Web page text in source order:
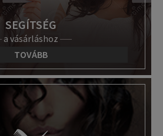
SEGÍTSÉG
a vásárláshoz
TOVÁBB